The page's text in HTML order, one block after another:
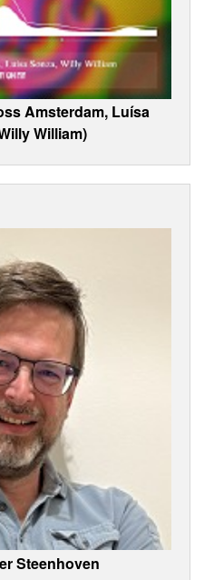
Amsterdam, Luísa
William)
Steenhoven